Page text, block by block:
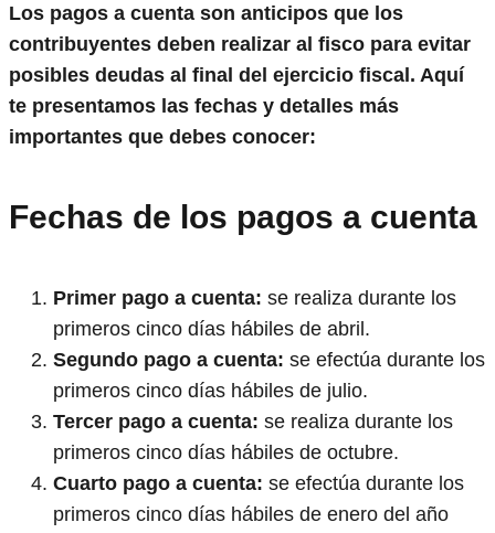
Los pagos a cuenta son anticipos que los
contribuyentes deben realizar al fisco para evitar
posibles deudas al final del ejercicio fiscal. Aquí
te presentamos las fechas y detalles más
importantes que debes conocer:
Fechas de los pagos a cuenta
Primer pago a cuenta: se realiza durante los
primeros cinco días hábiles de abril.
Segundo pago a cuenta: se efectúa durante los
primeros cinco días hábiles de julio.
Tercer pago a cuenta: se realiza durante los
primeros cinco días hábiles de octubre.
Cuarto pago a cuenta: se efectúa durante los
primeros cinco días hábiles de enero del año